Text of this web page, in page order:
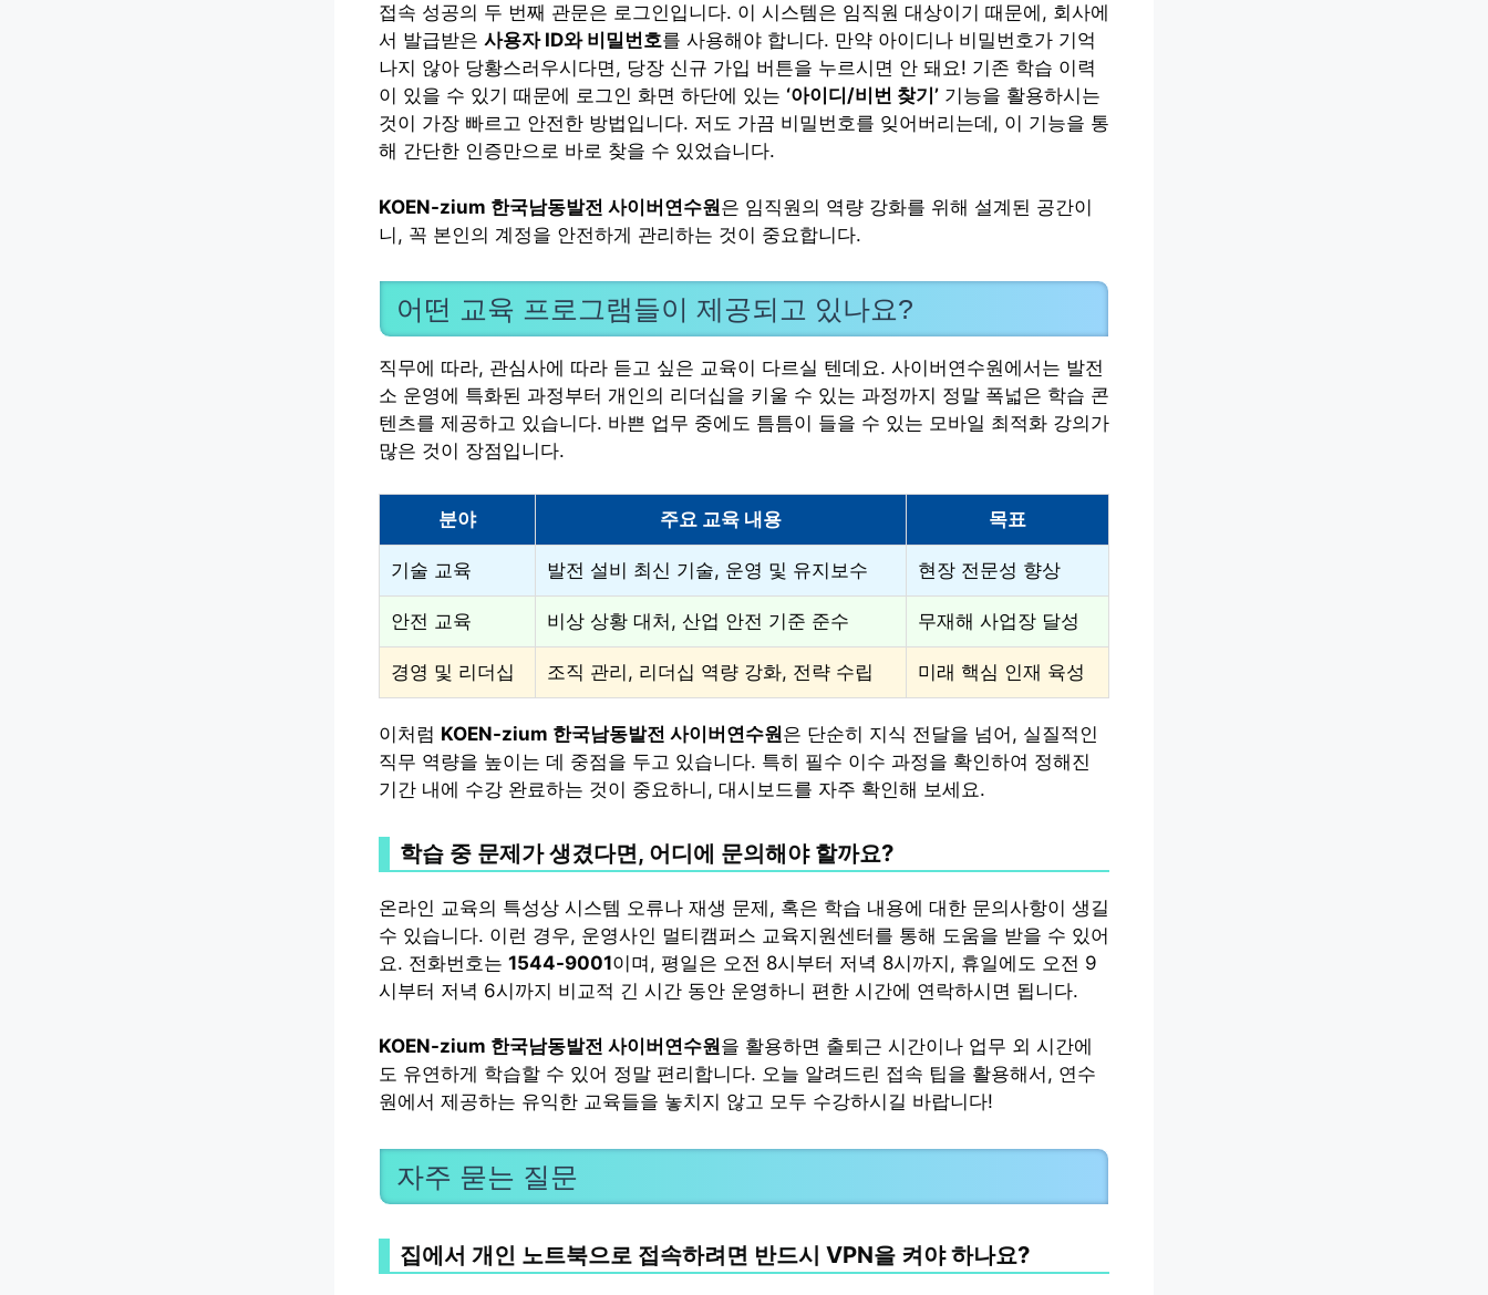
접속 성공의 두 번째 관문은 로그인입니다. 이 시스템은 임직원 대상이기 때문에, 회사에
서 발급받은 사용자 ID와 비밀번호를 사용해야 합니다. 만약 아이디나 비밀번호가 기억
나지 않아 당황스러우시다면, 당장 신규 가입 버튼을 누르시면 안 돼요! 기존 학습 이력
이 있을 수 있기 때문에 로그인 화면 하단에 있는 ‘아이디/비번 찾기’ 기능을 활용하시는
것이 가장 빠르고 안전한 방법입니다. 저도 가끔 비밀번호를 잊어버리는데, 이 기능을 통
해 간단한 인증만으로 바로 찾을 수 있었습니다.
KOEN-zium 한국남동발전 사이버연수원은 임직원의 역량 강화를 위해 설계된 공간이
니, 꼭 본인의 계정을 안전하게 관리하는 것이 중요합니다.
어떤 교육 프로그램들이 제공되고 있나요?
직무에 따라, 관심사에 따라 듣고 싶은 교육이 다르실 텐데요. 사이버연수원에서는 발전
소 운영에 특화된 과정부터 개인의 리더십을 키울 수 있는 과정까지 정말 폭넓은 학습 콘
텐츠를 제공하고 있습니다. 바쁜 업무 중에도 틈틈이 들을 수 있는 모바일 최적화 강의가
많은 것이 장점입니다.
분야 주요 교육 내용 목표
기술 교육 발전 설비 최신 기술, 운영 및 유지보수 현장 전문성 향상
안전 교육 비상 상황 대처, 산업 안전 기준 준수 무재해 사업장 달성
경영 및 리더십 조직 관리, 리더십 역량 강화, 전략 수립 미래 핵심 인재 육성
이처럼 KOEN-zium 한국남동발전 사이버연수원은 단순히 지식 전달을 넘어, 실질적인
직무 역량을 높이는 데 중점을 두고 있습니다. 특히 필수 이수 과정을 확인하여 정해진
기간 내에 수강 완료하는 것이 중요하니, 대시보드를 자주 확인해 보세요.
학습 중 문제가 생겼다면, 어디에 문의해야 할까요?
온라인 교육의 특성상 시스템 오류나 재생 문제, 혹은 학습 내용에 대한 문의사항이 생길
수 있습니다. 이런 경우, 운영사인 멀티캠퍼스 교육지원센터를 통해 도움을 받을 수 있어
요. 전화번호는 1544-9001이며, 평일은 오전 8시부터 저녁 8시까지, 휴일에도 오전 9
시부터 저녁 6시까지 비교적 긴 시간 동안 운영하니 편한 시간에 연락하시면 됩니다.
KOEN-zium 한국남동발전 사이버연수원을 활용하면 출퇴근 시간이나 업무 외 시간에
도 유연하게 학습할 수 있어 정말 편리합니다. 오늘 알려드린 접속 팁을 활용해서, 연수
원에서 제공하는 유익한 교육들을 놓치지 않고 모두 수강하시길 바랍니다!
자주 묻는 질문
집에서 개인 노트북으로 접속하려면 반드시 VPN을 켜야 하나요?